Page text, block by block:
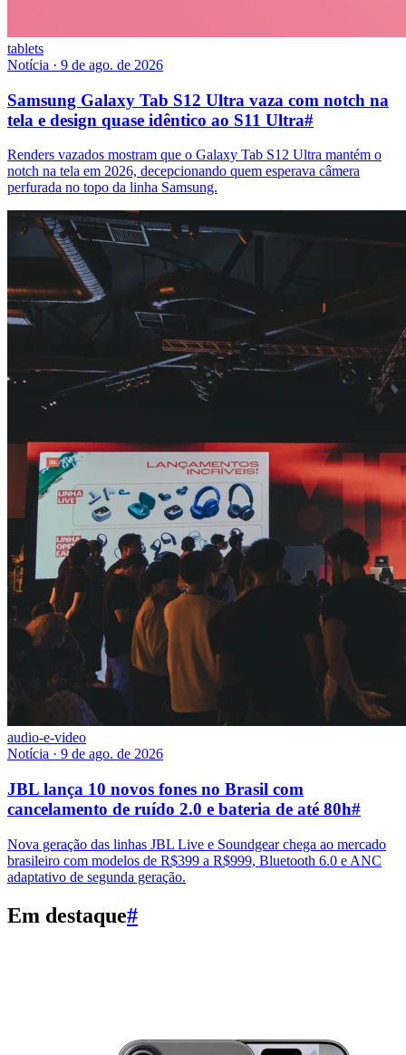
tablets
Notícia · 9 de ago. de 2026
Samsung Galaxy Tab S12 Ultra vaza com notch na
tela e design quase idêntico ao S11 Ultra#
Renders vazados mostram que o Galaxy Tab S12 Ultra mantém o
notch na tela em 2026, decepcionando quem esperava câmera
perfurada no topo da linha Samsung.
audio-e-video
Notícia · 9 de ago. de 2026
JBL lança 10 novos fones no Brasil com
cancelamento de ruído 2.0 e bateria de até 80h#
Nova geração das linhas JBL Live e Soundgear chega ao mercado
brasileiro com modelos de R$399 a R$999, Bluetooth 6.0 e ANC
adaptativo de segunda geração.
Em destaque#